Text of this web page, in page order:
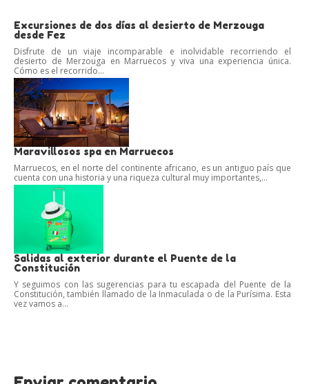
Excursiones de dos días al desierto de Merzouga
desde Fez
Disfrute de un viaje incomparable e inolvidable recorriendo el
desierto de Merzouga en Marruecos y viva una experiencia única.
Cómo es el recorrido...
Maravillosos spa en Marruecos
Marruecos, en el norte del continente africano, es un antiguo país que
cuenta con una historia y una riqueza cultural muy importantes,...
Salidas al exterior durante el Puente de la
Constitución
Y seguimos con las sugerencias para tu escapada del Puente de la
Constitución, también llamado de la Inmaculada o de la Purísima. Esta
vez vamos a...